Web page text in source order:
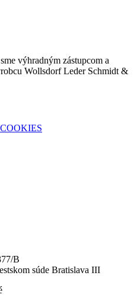
výhradným zástupcom a
Wollsdorf Leder Schmidt &
B
súde Bratislava III